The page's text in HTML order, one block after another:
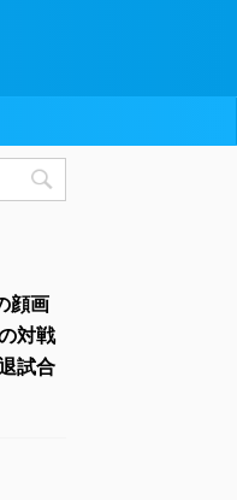
顔画
対戦
試合